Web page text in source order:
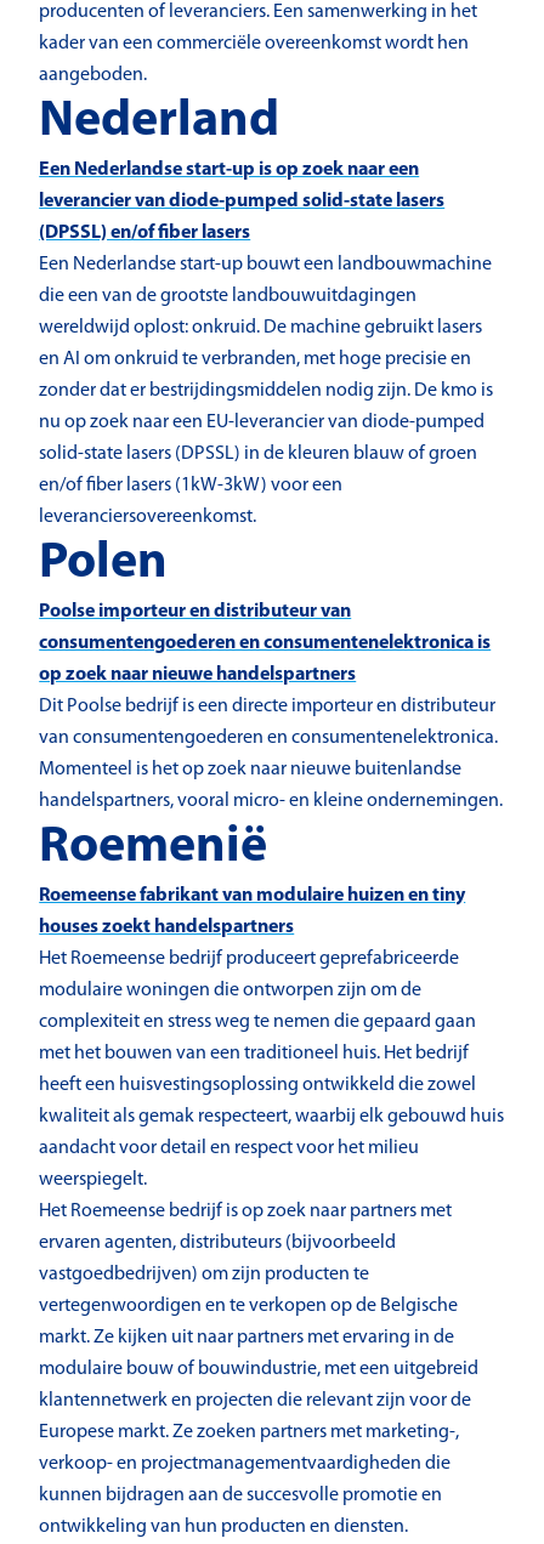
producenten of leveranciers. Een samenwerking in het
kader van een commerciële overeenkomst wordt hen
aangeboden.
Nederland
Een Nederlandse start-up is op zoek naar een
leverancier van diode-pumped solid-state lasers
(DPSSL) en/of fiber lasers
Een Nederlandse start-up bouwt een landbouwmachine
die een van de grootste landbouwuitdagingen
wereldwijd oplost: onkruid. De machine gebruikt lasers
en AI om onkruid te verbranden, met hoge precisie en
zonder dat er bestrijdingsmiddelen nodig zijn. De kmo is
nu op zoek naar een EU-leverancier van diode-pumped
solid-state lasers (DPSSL) in de kleuren blauw of groen
en/of fiber lasers (1kW-3kW) voor een
leveranciersovereenkomst.
Polen
Poolse importeur en distributeur van
consumentengoederen en consumentenelektronica is
op zoek naar nieuwe handelspartners
Dit Poolse bedrijf is een directe importeur en distributeur
van consumentengoederen en consumentenelektronica.
Momenteel is het op zoek naar nieuwe buitenlandse
handelspartners, vooral micro- en kleine ondernemingen.
Roemenië
Roemeense fabrikant van modulaire huizen en tiny
houses zoekt handelspartners
Het Roemeense bedrijf produceert geprefabriceerde
modulaire woningen die ontworpen zijn om de
complexiteit en stress weg te nemen die gepaard gaan
met het bouwen van een traditioneel huis. Het bedrijf
heeft een huisvestingsoplossing ontwikkeld die zowel
kwaliteit als gemak respecteert, waarbij elk gebouwd huis
aandacht voor detail en respect voor het milieu
weerspiegelt.
Het Roemeense bedrijf is op zoek naar partners met
ervaren agenten, distributeurs (bijvoorbeeld
vastgoedbedrijven) om zijn producten te
vertegenwoordigen en te verkopen op de Belgische
markt. Ze kijken uit naar partners met ervaring in de
modulaire bouw of bouwindustrie, met een uitgebreid
klantennetwerk en projecten die relevant zijn voor de
Europese markt. Ze zoeken partners met marketing-,
verkoop- en projectmanagementvaardigheden die
kunnen bijdragen aan de succesvolle promotie en
ontwikkeling van hun producten en diensten.